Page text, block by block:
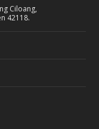
Ciloang,
42118.